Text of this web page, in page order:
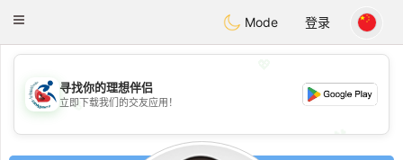
Handi Space
Toggle
Mode 登录
💖
💕
💕
寻找你的理想伴侣
立即下载我们的交友应用！